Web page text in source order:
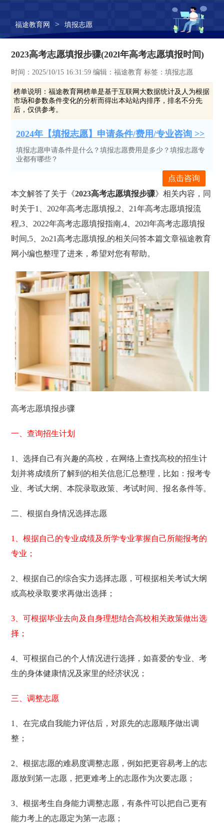
福途教育网 > 填报志愿
2023高考志愿填报步骤(202l年高考志愿填报时间)
时间：2025/10/15 16:31:59 编辑：福途教育 标签：填报志愿
榜单说明：福途教育网榜单是基于互联网大数据统计及人为根据
市场和参数条件变化的分析而得出本站站内排序，排名不分先
后，仅供参考。
2024年【填报志愿】申请条件/费用/专业咨询 >>
填报志愿申请条件是什么？填报志愿费用是多少？填报志愿专
业都有哪些？
点击咨询
本文解答了关于《2023高考志愿填报步骤》相关内容，同
时关于1、202年高考志愿填报,2、21年高考志愿填报流
程,3、2022年高考志愿填报指南,4、202l年高考志愿填报
时间,5、2o21高考志愿填报,的相关问答本篇文章福途教育
网小编也整理了进来，希望对您有帮助。
高考志愿填报步骤
一、查询招生计划
1、选择自己有兴趣的高校，在网络上查找高校的招生计
划并将成绩所了解到的相关信息汇总整理，比如：报考专
业、考试大纲、本院录取政策、考试时间、报名条件等。
二、根据自身情况选择志愿
1、根据自己的专业成绩及所学专业掌握自己所能报考的
专业；
2、根据自己的综合实力选择志愿，可根据相关考试大纲
或高校录取要求再做出选择；
3、可根据毕业去向及自身理想结合高校相关政策做出选
择；
4、可根据自己的个人情况进行选择，如喜爱的专业、考
生的身体健康情况及家里的经济状况；
三、调整志愿
1、在完成自我能力评估后，对原先的志愿顺序做出调
整；
2、根据志愿的难易度调整志愿，例如把更容易考上的志
愿放到第一志愿，把更难考上的志愿作为次要志愿；
3、根据考生自身能力调整志愿，有条件可以把自己更有
能力考上的志愿定为第一志愿；